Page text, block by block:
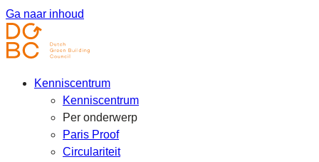
Ga naar inhoud
Kenniscentrum
Kenniscentrum
Per onderwerp
Paris Proof
Circulariteit